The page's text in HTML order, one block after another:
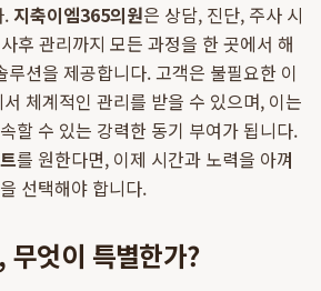
. 지축이엠365의원은 상담, 진단, 주사 시
후 관리까지 모든 과정을 한 곳에서 해
루션을 제공합니다. 고객은 불필요한 이
체계적인 관리를 받을 수 있으며, 이는
할 수 있는 강력한 동기 부여가 됩니다.
를 원한다면, 이제 시간과 노력을 아껴
선택해야 합니다.
무엇이 특별한가?